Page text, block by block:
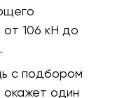
от 106 кH до
с подбором
окажет один